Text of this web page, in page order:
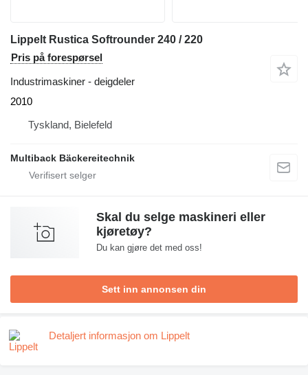
Lippelt Rustica Softrounder 240 / 220
Pris på forespørsel
Industrimaskiner - deigdeler
2010
Tyskland, Bielefeld
Multiback Bäckereitechnik
Skal du selge maskineri eller
kjøretøy?
Du kan gjøre det med oss!
Sett inn annonsen din
Detaljert informasjon om Lippelt